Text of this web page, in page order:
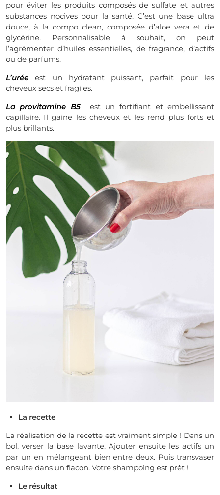
pour éviter les produits composés de sulfate et autres
substances nocives pour la santé. C’est une base ultra
douce, à la compo clean, composée d’aloe vera et de
glycérine. Personnalisable à souhait, on peut
l’agrémenter d’huiles essentielles, de fragrance, d’actifs
ou de parfums.
L’urée est un hydratant puissant, parfait pour les
cheveux secs et fragiles.
La provitamine B5est un fortifiant et embellissant
capillaire. Il gaine les cheveux et les rend plus forts et
plus brillants.
La recette
La réalisation de la recette est vraiment simple ! Dans un
bol, verser la base lavante. Ajouter ensuite les actifs un
par un en mélangeant bien entre deux. Puis transvaser
ensuite dans un flacon. Votre shampoing est prêt !
Le résultat